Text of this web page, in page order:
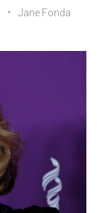
Jane Fonda